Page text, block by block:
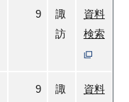
9
諏
訪
資料
検索
9
諏
資料